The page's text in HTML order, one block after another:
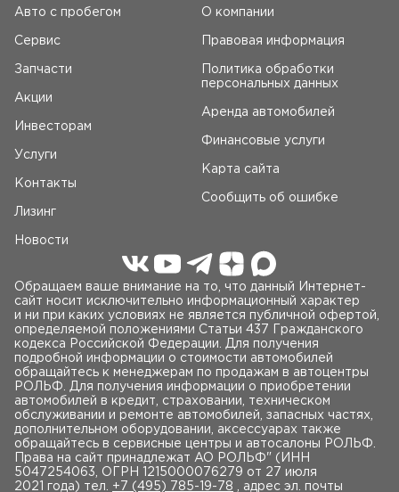
Авто c пробегом
Сервис
Запчасти
Акции
Инвесторам
Услуги
Контакты
Лизинг
Новости
О компании
Правовая информация
Политика обработки
персональных данных
Аренда автомобилей
Финансовые услуги
Карта сайта
Сообщить об ошибке
Обращаем ваше внимание на то, что данный Интернет-
сайт носит исключительно информационный характер
и ни при каких условиях не является публичной офертой,
определяемой положениями Статьи 437 Гражданского
кодекса Российской Федерации. Для получения
подробной информации о стоимости автомобилей
обращайтесь к менеджерам по продажам в автоцентры
РОЛЬФ. Для получения информации о приобретении
автомобилей в кредит, страховании, техническом
обслуживании и ремонте автомобилей, запасных частях,
дополнительном оборудовании, аксессуарах также
обращайтесь в сервисные центры и автосалоны РОЛЬФ.
Права на сайт принадлежат AO РОЛЬФ" (ИНН
5047254063, ОГРН 1215000076279 от 27 июля
2021 года) тел. +7 (495) 785-19-78 , адрес эл. почты